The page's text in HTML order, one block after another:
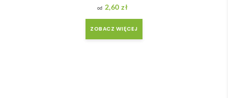
2,60 zł
ZOBACZ WIĘCEJ